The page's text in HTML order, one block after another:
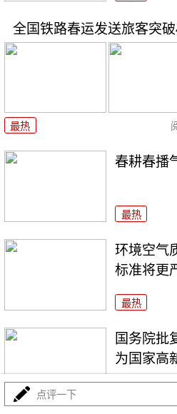
全国铁路春运发送旅客突
最热
春耕春播
最热
环境空气
标准将更
最热
国务院批
为国家高
点评一下